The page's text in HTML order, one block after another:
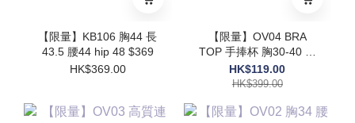
【限量】KB106 胸44 長
43.5 腰44 hip 48 $369
HK$369.00
【限量】OV04 BRA
TOP 手捧杯 胸30-40 長
17.5$399
HK$119.00
HK$399.00